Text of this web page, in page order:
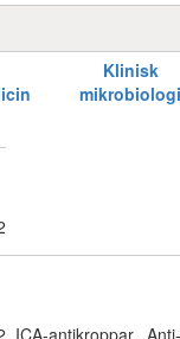
Klinisk
mikrobiologi
ICA-antikroppar,,